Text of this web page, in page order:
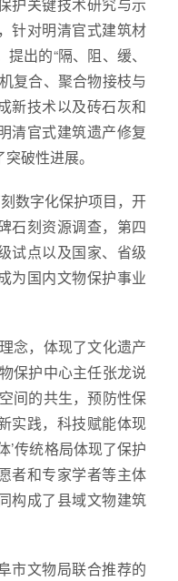
护关键技术研究与示
针对明清官式建筑材
出的“隔、阻、缓、
复合、聚合物接枝与
新技术以及砖石灰和
清官式建筑遗产修复
破性进展。
数字化保护项目，开
石刻资源调查，第四
试点以及国家、省级
为国内文物保护事业
念，体现了文化遗产
保护中心主任张龙说
间的共生，预防性保
实践，科技赋能体现
’传统格局体现了保护
者和专家学者等主体
构成了县域文物建筑
市文物局联合推荐的